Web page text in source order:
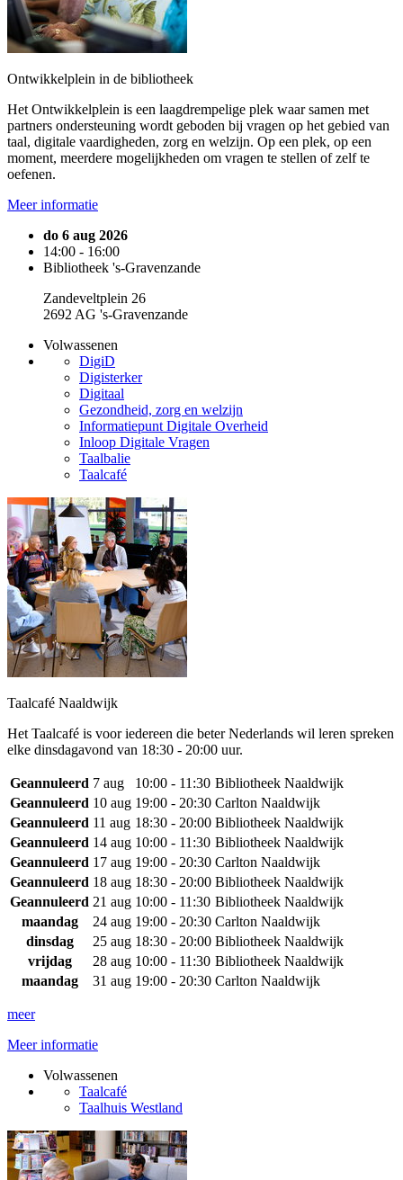
Ontwikkelplein in de bibliotheek
Het Ontwikkelplein is een laagdrempelige plek waar samen met
partners ondersteuning wordt geboden bij vragen op het gebied van
taal, digitale vaardigheden, zorg en welzijn. Op een plek, op een
moment, meerdere mogelijkheden om vragen te stellen of zelf te
oefenen.
Meer informatie
do 6 aug 2026
14:00 - 16:00
Bibliotheek 's-Gravenzande
Zandeveltplein 26
2692 AG 's-Gravenzande
Volwassenen
DigiD
Digisterker
Digitaal
Gezondheid, zorg en welzijn
Informatiepunt Digitale Overheid
Inloop Digitale Vragen
Taalbalie
Taalcafé
Taalcafé Naaldwijk
Het Taalcafé is voor iedereen die beter Nederlands wil leren spreken
elke dinsdagavond van 18:30 - 20:00 uur.
Geannuleerd 7 aug 10:00 - 11:30 Bibliotheek Naaldwijk
Geannuleerd 10 aug 19:00 - 20:30 Carlton Naaldwijk
Geannuleerd 11 aug 18:30 - 20:00 Bibliotheek Naaldwijk
Geannuleerd 14 aug 10:00 - 11:30 Bibliotheek Naaldwijk
Geannuleerd 17 aug 19:00 - 20:30 Carlton Naaldwijk
Geannuleerd 18 aug 18:30 - 20:00 Bibliotheek Naaldwijk
Geannuleerd 21 aug 10:00 - 11:30 Bibliotheek Naaldwijk
maandag
24 aug 19:00 - 20:30 Carlton Naaldwijk
dinsdag
25 aug 18:30 - 20:00 Bibliotheek Naaldwijk
vrijdag
28 aug 10:00 - 11:30 Bibliotheek Naaldwijk
maandag
31 aug 19:00 - 20:30 Carlton Naaldwijk
meer
Meer informatie
Volwassenen
Taalcafé
Taalhuis Westland